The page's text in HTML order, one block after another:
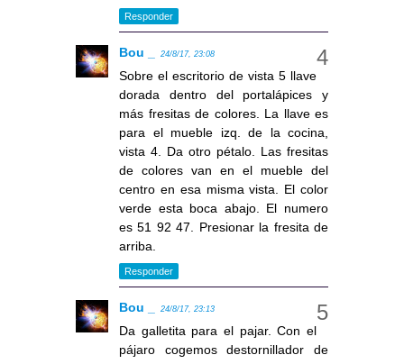
Responder
Bou _ 24/8/17, 23:08
Sobre el escritorio de vista 5 llave
dorada dentro del portalápices y
más fresitas de colores. La llave es
para el mueble izq. de la cocina,
vista 4. Da otro pétalo. Las fresitas
de colores van en el mueble del
centro en esa misma vista. El color
verde esta boca abajo. El numero
es 51 92 47. Presionar la fresita de
arriba.
Responder
Bou _ 24/8/17, 23:13
Da galletita para el pajar. Con el
pájaro cogemos destornillador de